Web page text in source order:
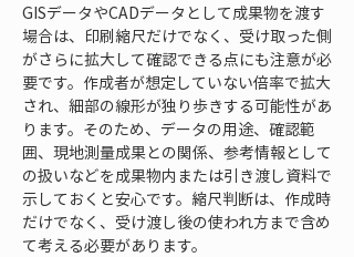
GISデータやCADデータとして成果物を渡す
場合は、印刷縮尺だけでなく、受け取った側
がさらに拡大して確認できる点にも注意が必
要です。作成者が想定していない倍率で拡大
され、細部の線形が独り歩きする可能性があ
ります。そのため、データの用途、確認範
囲、現地測量成果との関係、参考情報として
の扱いなどを成果物内または引き渡し資料で
示しておくと安心です。縮尺判断は、作成時
だけでなく、受け渡し後の使われ方まで含め
て考える必要があります。